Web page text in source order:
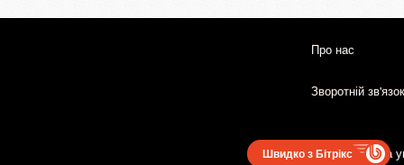
Про нас
Зворотній зв'язок
Користувацька
Швидко з Бітрікс